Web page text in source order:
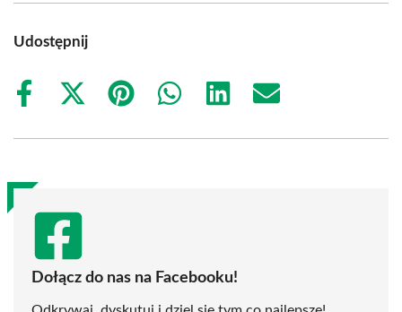
Udostępnij
Share
Share
(Twitter)
Share
Share
Share
Share
Dołącz do nas na Facebooku!